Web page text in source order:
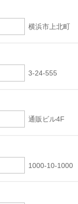
横浜市上北町
3-24-555
通販ビル4F
1000-10-1000